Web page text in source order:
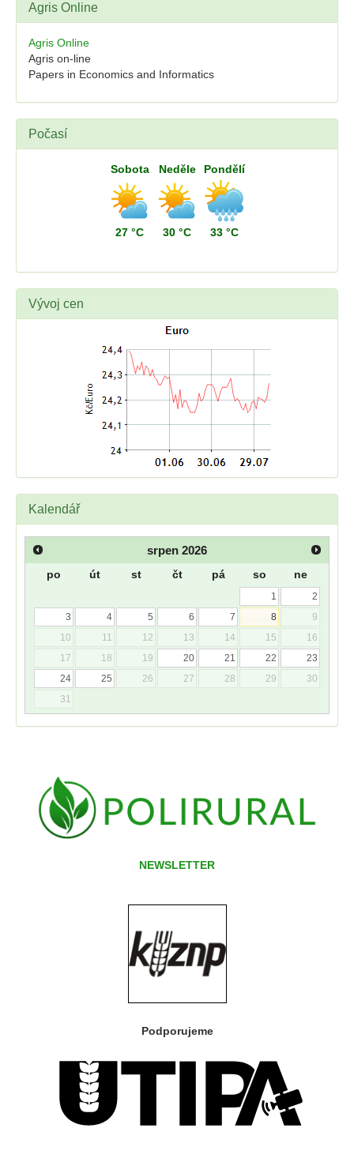
Agris Online
Agris Online
Agris on-line
Papers in Economics and Informatics
Počasí
Sobota
27 °C
Neděle
30 °C
Pondělí
33 °C
Vývoj cen
Kalendář
srpen 2026
po út st čt pá so ne
1
2
3
4 5 6 7 8
9
10
11 12 13 14 15
16
17
18 19 20 21 22
23
24
25 26 27 28 29
30
31
NEWSLETTER
Podporujeme